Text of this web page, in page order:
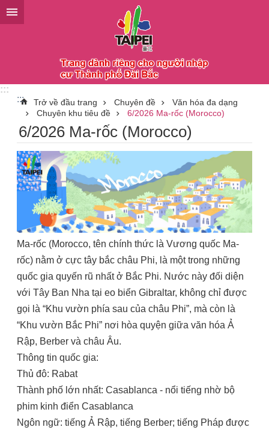
Chuyển đến khối nội dung chính
:::
:::
Trở về đầu trang Chuyên đề
Văn hóa đa dạng
Chuyên khu tiêu đề
6/2026 Ma-rốc (Morocco)
6/2026 Ma-rốc (Morocco)
Ma-rốc (Morocco, tên chính thức là Vương quốc Ma-
rốc) nằm ở cực tây bắc châu Phi, là một trong những
quốc gia quyến rũ nhất ở Bắc Phi. Nước này đối diện
với Tây Ban Nha tại eo biển Gibraltar, không chỉ được
gọi là “Khu vườn phía sau của châu Phi”, mà còn là
“Khu vườn Bắc Phi” nơi hòa quyện giữa văn hóa Ả
Rập, Berber và châu Âu.
Thông tin quốc gia:
Thủ đô: Rabat
Thành phố lớn nhất: Casablanca - nổi tiếng nhờ bộ
phim kinh điển Casablanca
Ngôn ngữ: tiếng Ả Rập, tiếng Berber; tiếng Pháp được